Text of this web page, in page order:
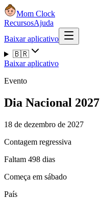
Mom Clock
RecursosAjuda
Baixar aplicativo
🇧🇷
Baixar aplicativo
Evento
Dia Nacional 2027
18 de dezembro de 2027
Contagem regressiva
Faltam 498 dias
Começa em sábado
País